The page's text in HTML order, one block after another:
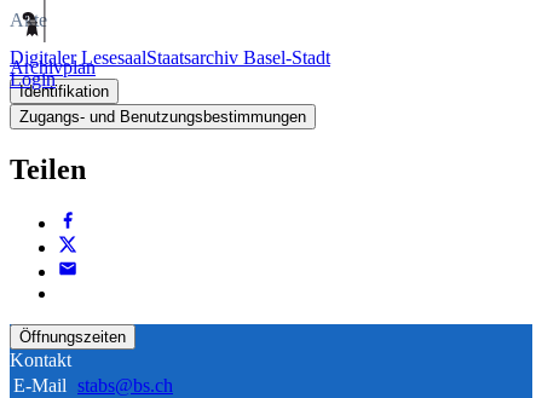
Digitaler LesesaalStaatsarchiv Basel-Stadt
Login
Akte
Archivplan
Identifikation
Zugangs- und Benutzungsbestimmungen
Teilen
Öffnungszeiten
Kontakt
E-Mail stabs@bs.ch